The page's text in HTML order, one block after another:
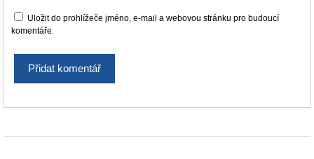
Uložit do prohlížeče jméno, e-mail a webovou stránku pro budoucí
komentáře.